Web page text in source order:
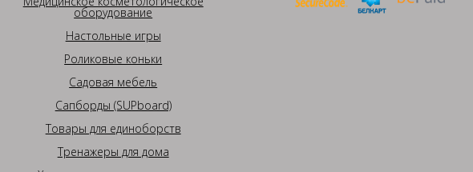
оборудование
Настольные игры
Роликовые коньки
Садовая мебель
Сапборды (SUPboard)
Товары для единоборств
Тренажеры для дома